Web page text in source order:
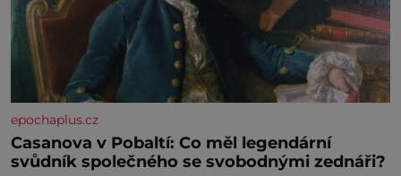
epochaplus.cz
Casanova v Pobaltí: Co měl legendární
svůdník společného se svobodnými zednáři?